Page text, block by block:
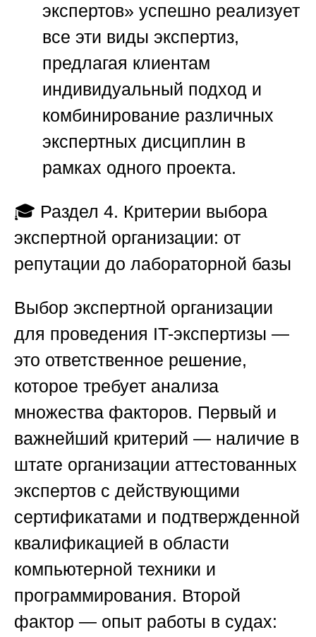
экспертов» успешно реализует
все эти виды экспертиз,
предлагая клиентам
индивидуальный подход и
комбинирование различных
экспертных дисциплин в
рамках одного проекта.
🎓 Раздел 4. Критерии выбора
экспертной организации: от
репутации до лабораторной базы
Выбор экспертной организации
для проведения IT-экспертизы —
это ответственное решение,
которое требует анализа
множества факторов. Первый и
важнейший критерий — наличие в
штате организации аттестованных
экспертов с действующими
сертификатами и подтвержденной
квалификацией в области
компьютерной техники и
программирования. Второй
фактор — опыт работы в судах: